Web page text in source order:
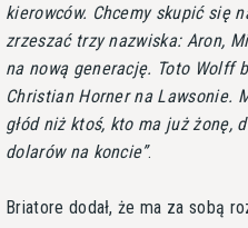
kierowców. Chcemy skupić się
zrzeszać trzy nazwiska: Aron,
na nową generację. Toto Wolff
Christian Horner na Lawsonie.
głód niż ktoś, kto ma już żonę,
dolarów na koncie .
Briatore dodał, że ma za sobą